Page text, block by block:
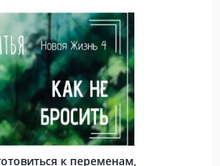
к переменам,